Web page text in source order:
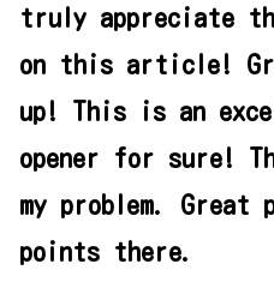
truly appreciate
on this article!
up! This is an
opener for sure!
my problem. Great
points there.